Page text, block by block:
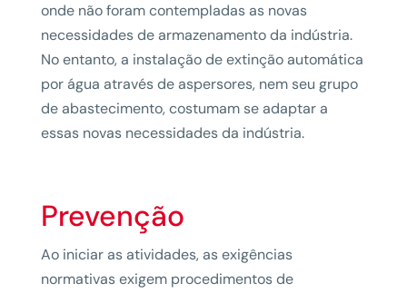
onde não foram contempladas as novas
necessidades de armazenamento da indústria.
No entanto, a instalação de extinção automática
por água através de aspersores, nem seu grupo
de abastecimento, costumam se adaptar a
essas novas necessidades da indústria.
Prevenção
Ao iniciar as atividades, as exigências
normativas exigem procedimentos de